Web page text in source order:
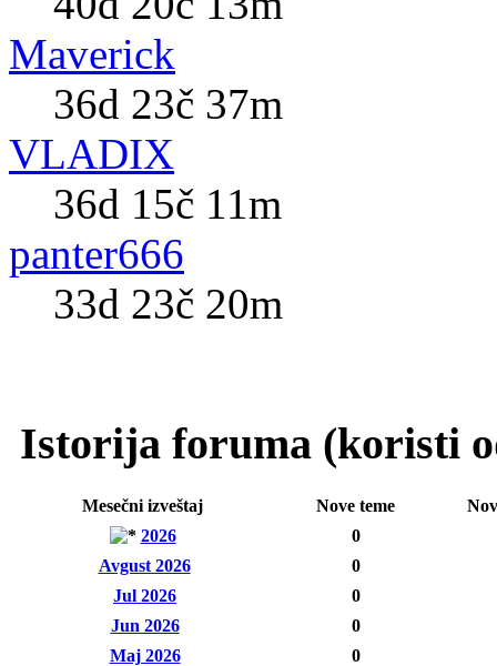
Maverick
36d 23č 37m
VLADIX
36d 15č 11m
panter666
33d 23č 20m
Istorija foruma (koristi
Mesečni izveštaj Nove teme
2026
0
Avgust 2026
0
Jul 2026
0
Jun 2026
0
Maj 2026
0